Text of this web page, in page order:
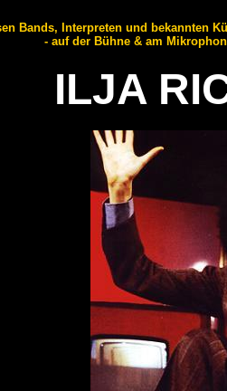
Bands, Interpreten und bekannten
- auf der Bühne & am
ILJA